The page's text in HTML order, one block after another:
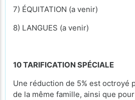
7) ÉQUITATION (a venir)
8) LANGUES (a venir)
10 TARIFICATION SPÉCIALE
Une réduction de 5% est octroyé
de la même famille, ainsi que